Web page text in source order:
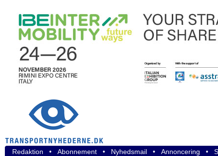
Redaktion • Abonnement • Nyhedsmail • Annoncering •